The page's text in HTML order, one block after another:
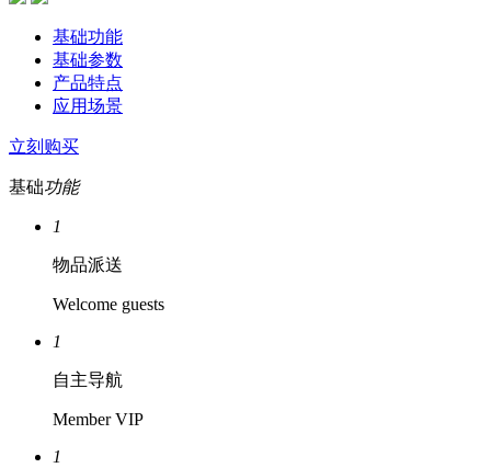
基础功能
基础参数
产品特点
应用场景
立刻购买
基础功能
1
物品派送
Welcome guests
1
自主导航
Member VIP
1